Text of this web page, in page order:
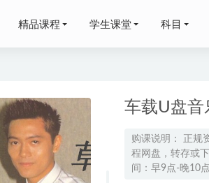
精品课程 学生课堂 科目
车载U盘音
购课说明： 正规
程网盘，转存或
间：早9点-晚10
2025年龙坚高二英语下学期春
高中物理网课教程猿辅导2022